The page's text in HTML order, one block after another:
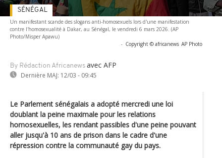
Un manifestant scande des slogans anti-homosexuels lors d'une manifestation
contre l'homosexualité à Dakar, au Sénégal, le vendredi 6 mars 2026. (AP
Photo/Misper Apawu)
- Copyright © africanews AP Photo
By Rédaction Africanews avec AFP
Dernière MAJ: 12/03 - 09:45
SÉNÉGAL
Le Parlement sénégalais a adopté mercredi une loi
doublant la peine maximale pour les relations
homosexuelles, les rendant passibles d'une peine pouvant
aller jusqu'à 10 ans de prison dans le cadre d'une
répression contre la communauté gay du pays.